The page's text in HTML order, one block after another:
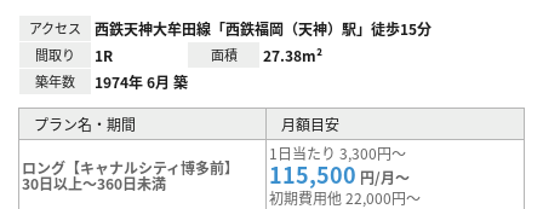
アクセス 西鉄天神大牟田線「西鉄福岡（天神）駅」徒歩15分
間取り 1R 面積 27.38m²
築年数 1974年 6月 築
プラン名・期間 月額目安
ロング【キャナルシティ博多前】
30日以上～360日未満
1日当たり 3,300円～
115,500 円/月～
初期費用他 22,000円～